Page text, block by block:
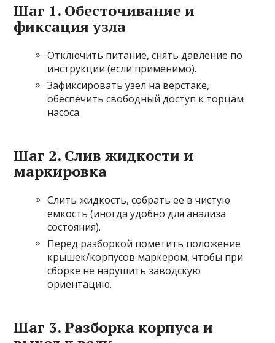
Шаг 1. Обесточивание и
фиксация узла
Отключить питание, снять давление по
инструкции (если применимо).
Зафиксировать узел на верстаке,
обеспечить свободный доступ к торцам
насоса.
Шаг 2. Слив жидкости и
маркировка
Слить жидкость, собрать ее в чистую
емкость (иногда удобно для анализа
состояния).
Перед разборкой пометить положение
крышек/корпусов маркером, чтобы при
сборке не нарушить заводскую
ориентацию.
Шаг 3. Разборка корпуса и